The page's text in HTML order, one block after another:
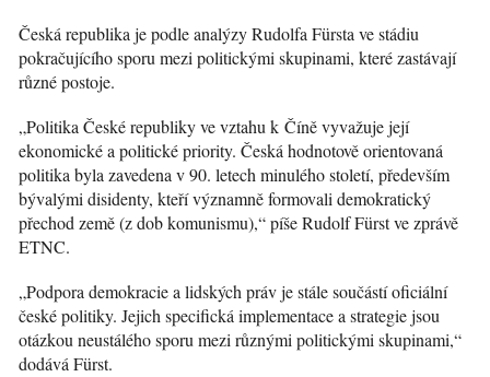
Česká republika je podle analýzy Rudolfa Fürsta ve stádiu
pokračujícího sporu mezi politickými skupinami, které zastávají
různé postoje.
„Politika České republiky ve vztahu k Číně vyvažuje její
ekonomické a politické priority. Česká hodnotově orientovaná
politika byla zavedena v 90. letech minulého století, především
bývalými disidenty, kteří významně formovali demokratický
přechod země (z dob komunismu),“ píše Rudolf Fürst ve zprávě
ETNC.
„Podpora demokracie a lidských práv je stále součástí oficiální
české politiky. Jejich specifická implementace a strategie jsou
otázkou neustálého sporu mezi různými politickými skupinami,“
dodává Fürst.